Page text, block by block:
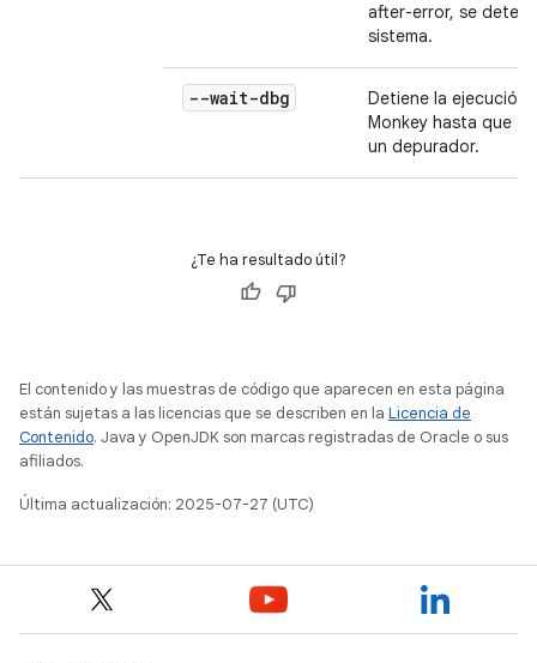
after-error, se
sistema.
--wait-dbg
Detiene la ejecución
Monkey hasta que
un depurador.
¿Te ha resultado útil?
El contenido y las muestras de código que aparecen en esta página
están sujetas a las licencias que se describen en la Licencia de
Contenido. Java y OpenJDK son marcas registradas de Oracle o sus
afiliados.
Última actualización: 2025-07-27 (UTC)